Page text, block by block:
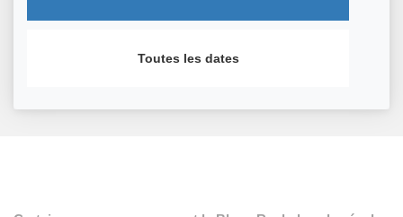
Toutes les dates